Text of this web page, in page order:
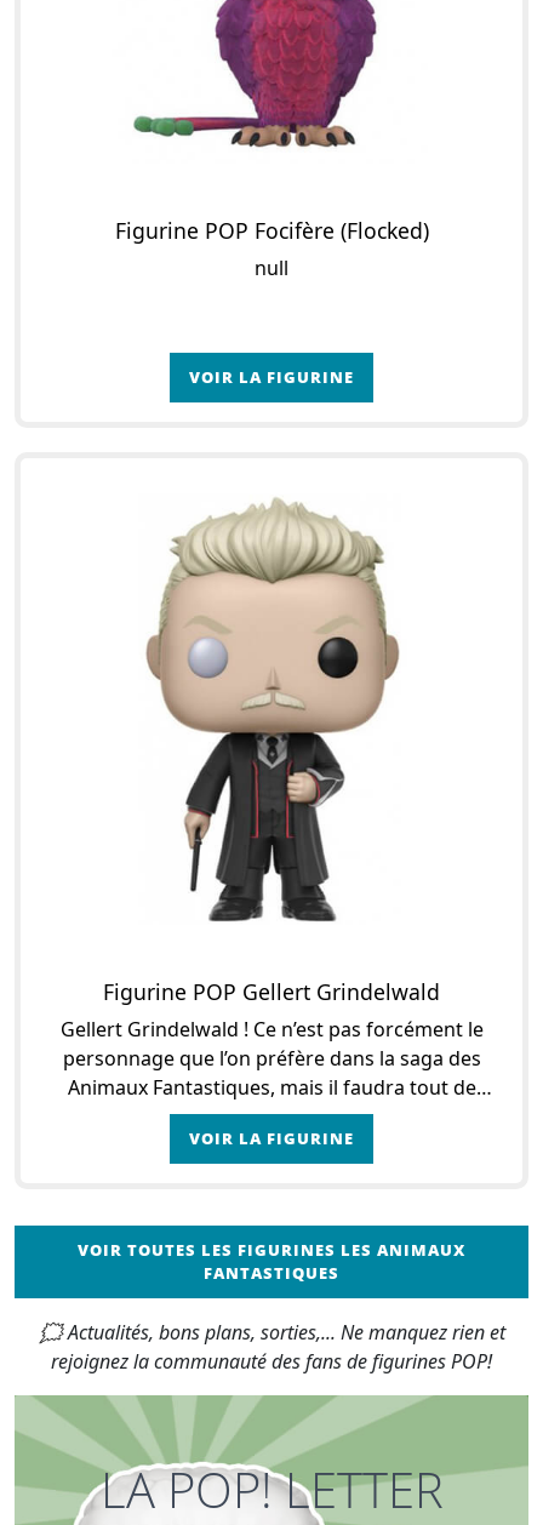
Figurine POP Focifère (Flocked)
null
VOIR LA FIGURINE
Figurine POP Gellert Grindelwald
Gellert Grindelwald ! Ce n’est pas forcément le
personnage que l’on préfère dans la saga des
Animaux Fantastiques, mais il faudra tout de
même avouer qu’avoir une figurine pop à son
effigie
VOIR LA FIGURINE
VOIR TOUTES LES FIGURINES LES ANIMAUX
FANTASTIQUES
🗯 Actualités, bons plans, sorties,... Ne manquez rien et
rejoignez la communauté des fans de figurines POP!
LA POP! LETTER